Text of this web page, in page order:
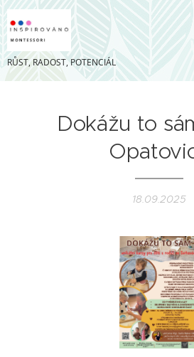
RŮST, RADOST, POTENCIÁL
Dokážu to
18.09.2025